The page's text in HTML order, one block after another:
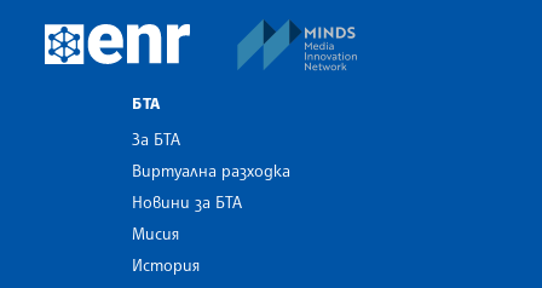
European Newsroom
БТА
За БТА
Виртуална разходка
Новини за БТА
Мисия
История